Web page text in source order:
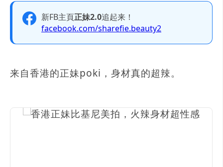
新FB主頁正妹2.0追起来！
facebook.com/sharefie.beauty2
来自香港的正妹poki，身材真的超辣。